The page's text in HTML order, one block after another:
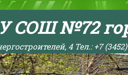
СОШ №72
4 Тел.: +7